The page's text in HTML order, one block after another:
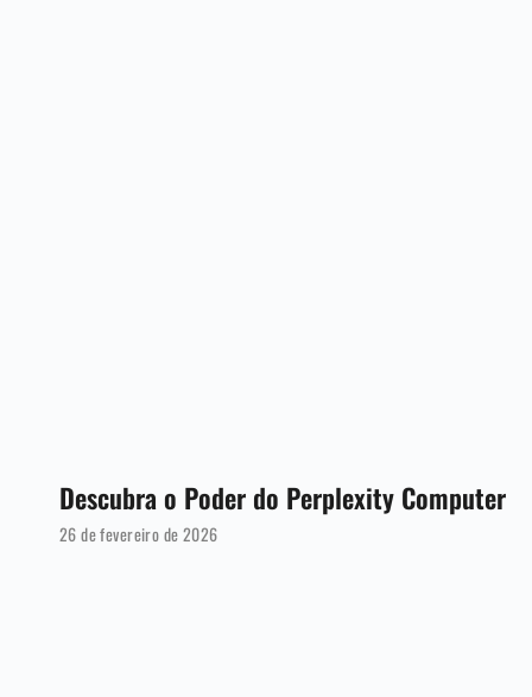
Descubra o Poder do Perplexity Computer
26 de fevereiro de 2026